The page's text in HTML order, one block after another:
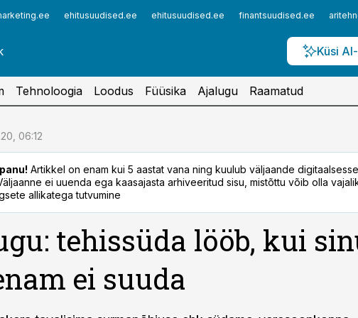
ehitusuudised.ee ehitusuudised.ee finantsuudised.ee
Küsi
Tehnoloogia Loodus Füüsika Ajalugu Raamatud
06:12
Artikkel on enam kui 5 aastat vana ning kuulub väljaande digitaalsesse
ei uuenda ega kaasajasta arhiveeritud sisu, mistõttu võib olla
allikatega tutvumine
tehissüda lööb, kui
ei suuda